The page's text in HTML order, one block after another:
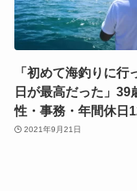
「初めて海釣りに行
日が最高だった」39
性・事務・年間休日
2021年9月21日